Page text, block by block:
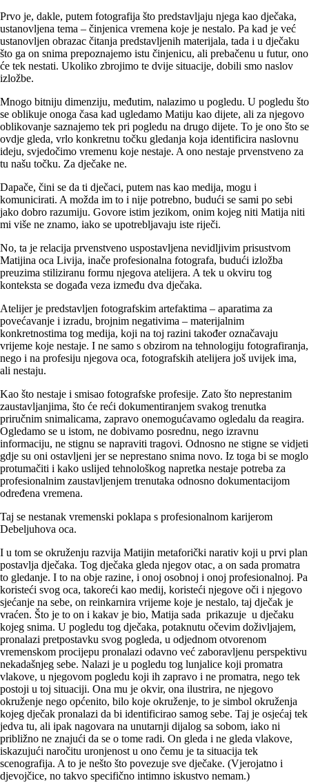
Prvo je, dakle, putem fotografija što predstavljaju njega kao dječaka,
ustanovljena tema – činjenica vremena koje je nestalo. Pa kad je već
ustanovljen obrazac čitanja predstavljenih materijala, tada i u dječaku
što ga on snima prepoznajemo istu činjenicu, ali prebačenu u futur, ono
će tek nestati. Ukoliko zbrojimo te dvije situacije, dobili smo naslov
izložbe.
Mnogo bitniju dimenziju, međutim, nalazimo u pogledu. U pogledu što
se oblikuje onoga časa kad ugledamo Matiju kao dijete, ali za njegovo
oblikovanje saznajemo tek pri pogledu na drugo dijete. To je ono što se
ovdje gleda, vrlo konkretnu točku gledanja koja identificira naslovnu
ideju, svjedočimo vremenu koje nestaje. A ono nestaje prvenstveno za
tu našu točku. Za dječake ne.
Dapače, čini se da ti dječaci, putem nas kao medija, mogu i
komunicirati. A možda im to i nije potrebno, budući se sami po sebi
jako dobro razumiju. Govore istim jezikom, onim kojeg niti Matija niti
mi više ne znamo, iako se upotrebljavaju iste riječi.
No, ta je relacija prvenstveno uspostavljena nevidljivim prisustvom
Matijina oca Livija, inače profesionalna fotografa, budući izložba
preuzima stiliziranu formu njegova atelijera. A tek u okviru tog
konteksta se događa veza između dva dječaka.
Atelijer je predstavljen fotografskim artefaktima – aparatima za
povećavanje i izradu, brojnim negativima – materijalnim
konkretnostima tog medija, koji na toj razini također označavaju
vrijeme koje nestaje. I ne samo s obzirom na tehnologiju fotografiranja,
nego i na profesiju njegova oca, fotografskih atelijera još uvijek ima,
ali nestaju.
Kao što nestaje i smisao fotografske profesije. Zato što neprestanim
zaustavljanjima, što će reći dokumentiranjem svakog trenutka
priručnim snimalicama, zapravo onemogućavamo ogledalu da reagira.
Ogledamo se u istom, ne dobivamo posrednu, nego izravnu
informaciju, ne stignu se napraviti tragovi. Odnosno ne stigne se vidjeti
gdje su oni ostavljeni jer se neprestano snima novo. Iz toga bi se moglo
protumačiti i kako uslijed tehnološkog napretka nestaje potreba za
profesionalnim zaustavljenjem trenutaka odnosno dokumentacijom
određena vremena.
Taj se nestanak vremenski poklapa s profesionalnom karijerom
Debeljuhova oca.
I u tom se okruženju razvija Matijin metaforički narativ koji u prvi plan
postavlja dječaka. Tog dječaka gleda njegov otac, a on sada promatra
to gledanje. I to na obje razine, i onoj osobnoj i onoj profesionalnoj. Pa
koristeći svog oca, takoreći kao medij, koristeći njegove oči i njegovo
sjećanje na sebe, on reinkarnira vrijeme koje je nestalo, taj dječak je
vraćen. Što je to on i kakav je bio, Matija sada prikazuje u dječaku
kojeg snima. U pogledu tog dječaka, potaknutu očevim doživljajem,
pronalazi pretpostavku svog pogleda, u odjednom otvorenom
vremenskom procijepu pronalazi odavno već zaboravljenu perspektivu
nekadašnjeg sebe. Nalazi je u pogledu tog lunjalice koji promatra
vlakove, u njegovom pogledu koji ih zapravo i ne promatra, nego tek
postoji u toj situaciji. Ona mu je okvir, ona ilustrira, ne njegovo
okruženje nego općenito, bilo koje okruženje, to je simbol okruženja
kojeg dječak pronalazi da bi identificirao samog sebe. Taj je osjećaj tek
jedva tu, ali ipak nagovara na unutarnji dijalog sa sobom, iako ni
približno ne znajući da se o tome radi. On gleda i ne gleda vlakove,
iskazujući naročitu uronjenost u ono čemu je ta situacija tek
scenografija. A to je nešto što povezuje sve dječake. (Vjerojatno i
djevojčice, no takvo specifično intimno iskustvo nemam.)